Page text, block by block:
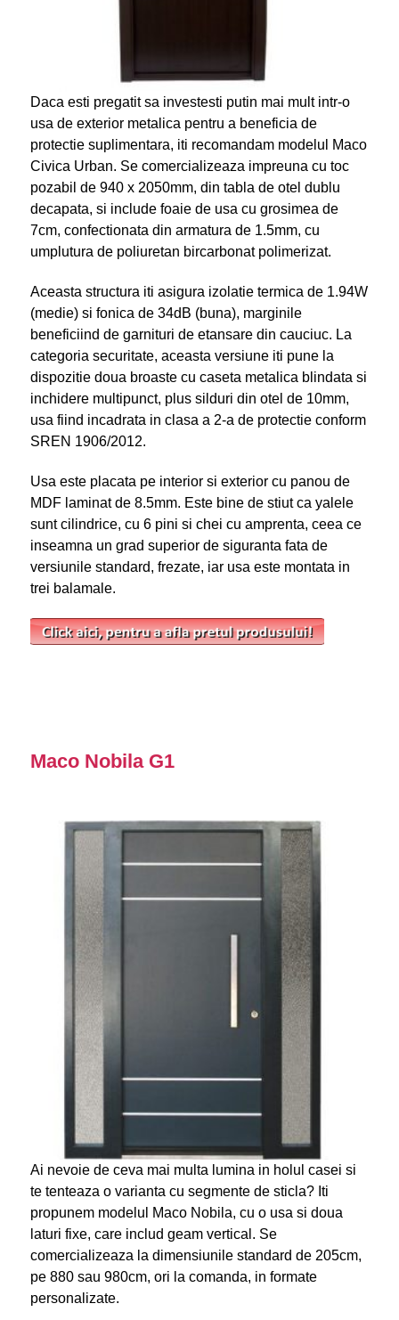
Daca esti pregatit sa investesti putin mai mult intr-o
usa de exterior metalica pentru a beneficia de
protectie suplimentara, iti recomandam modelul Maco
Civica Urban. Se comercializeaza impreuna cu toc
pozabil de 940 x 2050mm, din tabla de otel dublu
decapata, si include foaie de usa cu grosimea de
7cm, confectionata din armatura de 1.5mm, cu
umplutura de poliuretan bircarbonat polimerizat.
Aceasta structura iti asigura izolatie termica de 1.94W
(medie) si fonica de 34dB (buna), marginile
beneficiind de garnituri de etansare din cauciuc. La
categoria securitate, aceasta versiune iti pune la
dispozitie doua broaste cu caseta metalica blindata si
inchidere multipunct, plus silduri din otel de 10mm,
usa fiind incadrata in clasa a 2-a de protectie conform
SREN 1906/2012.
Usa este placata pe interior si exterior cu panou de
MDF laminat de 8.5mm. Este bine de stiut ca yalele
sunt cilindrice, cu 6 pini si chei cu amprenta, ceea ce
inseamna un grad superior de siguranta fata de
versiunile standard, frezate, iar usa este montata in
trei balamale.
Maco Nobila G1
Ai nevoie de ceva mai multa lumina in holul casei si
te tenteaza o varianta cu segmente de sticla? Iti
propunem modelul Maco Nobila, cu o usa si doua
laturi fixe, care includ geam vertical. Se
comercializeaza la dimensiunile standard de 205cm,
pe 880 sau 980cm, ori la comanda, in formate
personalizate.